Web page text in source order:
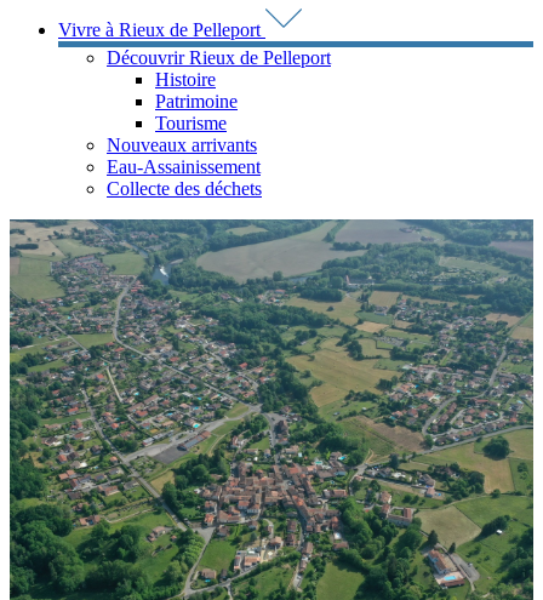
Vivre à Rieux de Pelleport
Découvrir Rieux de Pelleport
Histoire
Patrimoine
Tourisme
Nouveaux arrivants
Eau-Assainissement
Collecte des déchets